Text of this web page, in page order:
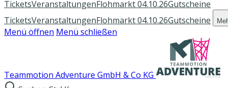
TicketsVeranstaltungenFlohmarkt 04.10.26Gutscheine
TicketsVeranstaltungenFlohmarkt 04.10.26Gutscheine
Menü öffnen Menü schließen
Teammotion Adventure GmbH & Co KG